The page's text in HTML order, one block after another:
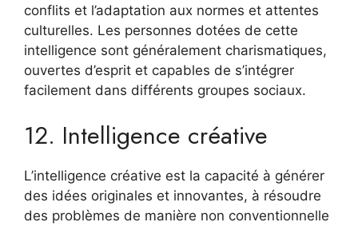
conflits et l’adaptation aux normes et attentes
culturelles. Les personnes dotées de cette
intelligence sont généralement charismatiques,
ouvertes d’esprit et capables de s’intégrer
facilement dans différents groupes sociaux.
12. Intelligence créative
L’intelligence créative est la capacité à générer
des idées originales et innovantes, à résoudre
des problèmes de manière non conventionnelle